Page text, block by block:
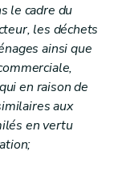
le cadre du
les déchets
ainsi que
en raison de
aux
en vertu